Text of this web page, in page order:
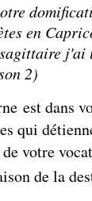
en
2)
est dans
qui
votre
de la